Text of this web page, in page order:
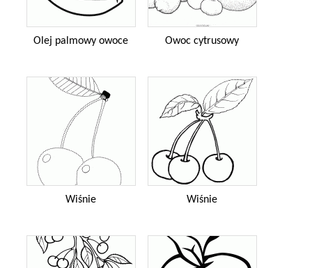
Olej palmowy owoce Owoc cytrusowy
Wiśnie Wiśnie